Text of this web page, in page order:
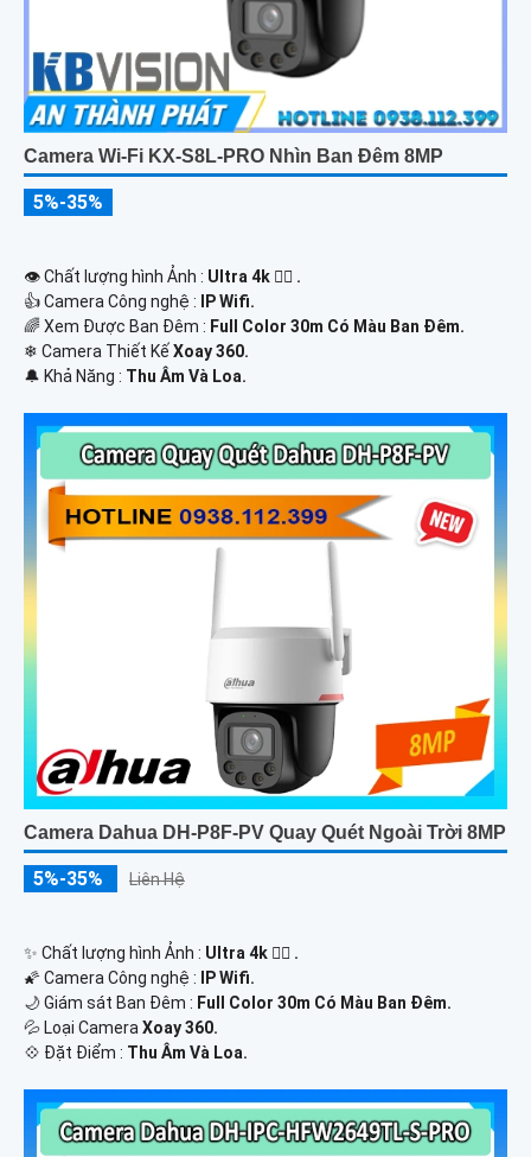
Camera Wi-Fi KX-S8L-PRO Nhìn Ban Đêm 8MP
5%-35%
👁 Chất lượng hình Ảnh : Ultra 4k 👍🏾 .
👍 Camera Công nghệ :
IP Wifi.
🌈 Xem Được Ban Đêm : Full Color 30m Có Màu Ban Ðêm.
❄ Camera Thiết Kế Xoay 360.
️🔔 Khả Năng : Thu Âm Và Loa.
Camera Dahua DH-P8F-PV Quay Quét Ngoài Trời 8MP
5%-35% Liên Hệ
✨ Chất lượng hình Ảnh : Ultra 4k 👍🏾 .
🌠 Camera Công nghệ :
IP Wifi.
🌙 Giám sát Ban Đêm : Full Color 30m Có Màu Ban Ðêm.
💦 Loại Camera Xoay 360.
️💠 Đặt Điểm : Thu Âm Và Loa.